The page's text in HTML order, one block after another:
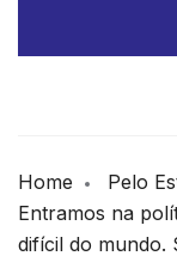
Home
Pelo
Entramos na
difícil do mundo.